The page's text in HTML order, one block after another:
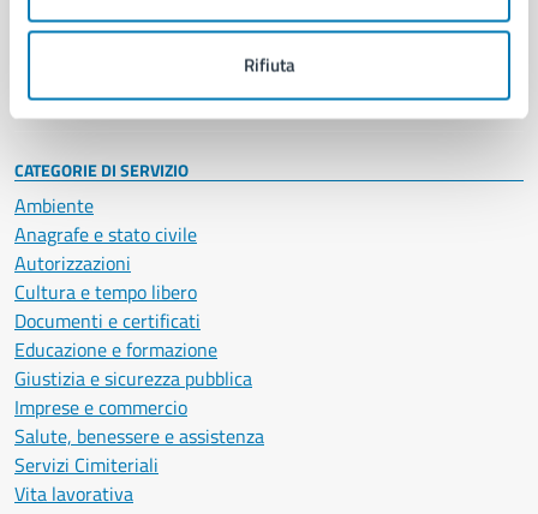
Rifiuta
Personale amministrativo
CATEGORIE DI SERVIZIO
Ambiente
Anagrafe e stato civile
Autorizzazioni
Cultura e tempo libero
Documenti e certificati
Educazione e formazione
Giustizia e sicurezza pubblica
Imprese e commercio
Salute, benessere e assistenza
Servizi Cimiteriali
Vita lavorativa